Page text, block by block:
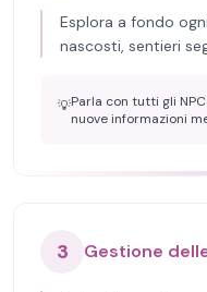
Esplora a fondo
nascosti, sentieri
💡Parla con tutti gli
nuove informazioni
3 Gestione